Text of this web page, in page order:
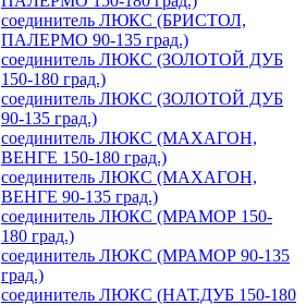
соединитель ЛЮКС (БРИСТОЛ,
ПАЛЕРМО 90-135 град.)
соединитель ЛЮКС (ЗОЛОТОЙ ДУБ
150-180 град.)
соединитель ЛЮКС (ЗОЛОТОЙ ДУБ
90-135 град.)
соединитель ЛЮКС (МАХАГОН,
ВЕНГЕ 150-180 град.)
соединитель ЛЮКС (МАХАГОН,
ВЕНГЕ 90-135 град.)
соединитель ЛЮКС (МРАМОР 150-
180 град.)
соединитель ЛЮКС (МРАМОР 90-135
град.)
соединитель ЛЮКС (НАТ.ДУБ 150-180